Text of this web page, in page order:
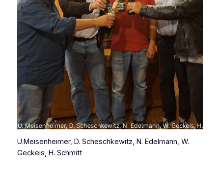
U.Meisenheimer, D. Scheschkewitz, N. Edelmann, W.
Geckeis, H. Schmitt